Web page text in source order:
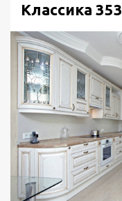
Классика 353